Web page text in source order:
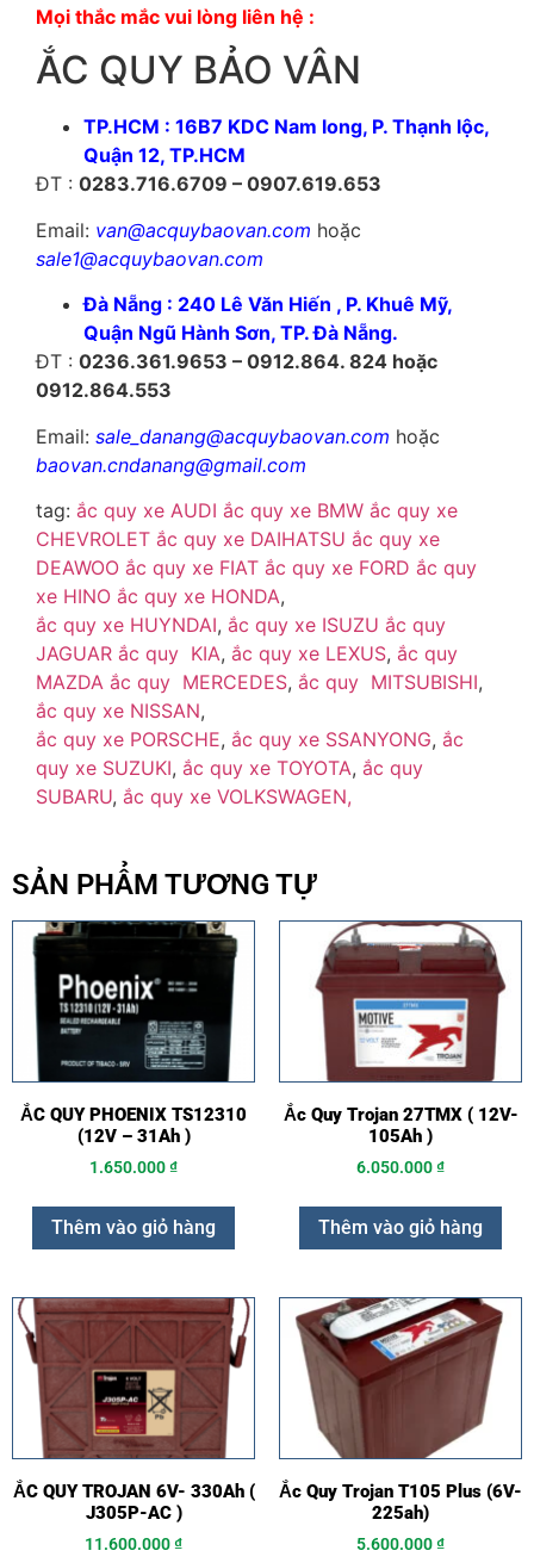
Mọi thắc mắc vui lòng liên hệ :
ẮC QUY BẢO VÂN
TP.HCM : 16B7 KDC Nam long, P. Thạnh lộc,
Quận 12, TP.HCM
ĐT : 0283.716.6709 – 0907.619.653
Email: van@acquybaovan.com hoặc
sale1@acquybaovan.com
Đà Nẵng : 240 Lê Văn Hiến , P. Khuê Mỹ,
Quận Ngũ Hành Sơn, TP. Đà Nẵng.
ĐT : 0236.361.9653 – 0912.864. 824 hoặc
0912.864.553
Email: sale_danang@acquybaovan.com hoặc
baovan.cndanang@gmail.com
tag: ắc quy xe AUDI ắc quy xe BMW ắc quy xe
CHEVROLET ắc quy xe DAIHATSU ắc quy xe
DEAWOO ắc quy xe FIAT ắc quy xe FORD ắc quy
xe HINO ắc quy xe HONDA,
ắc quy xe HUYNDAI, ắc quy xe ISUZU ắc quy
JAGUAR ắc quy KIA, ắc quy xe LEXUS, ắc quy
MAZDA ắc quy MERCEDES, ắc quy MITSUBISHI,
ắc quy xe NISSAN,
ắc quy xe PORSCHE, ắc quy xe SSANYONG, ắc
quy xe SUZUKI, ắc quy xe TOYOTA, ắc quy
SUBARU, ắc quy xe VOLKSWAGEN,
SẢN PHẨM TƯƠNG TỰ
ẮC QUY PHOENIX TS12310
(12V – 31Ah )
1.650.000₫
Thêm vào giỏ hàng
Ắc Quy Trojan 27TMX ( 12V-
105Ah )
6.050.000₫
Thêm vào giỏ hàng
ẮC QUY TROJAN 6V- 330Ah (
J305P-AC )
11.600.000₫
Ắc Quy Trojan T105 Plus (6V-
225ah)
5.600.000₫